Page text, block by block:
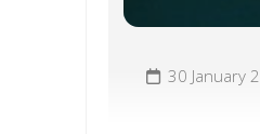
30 January